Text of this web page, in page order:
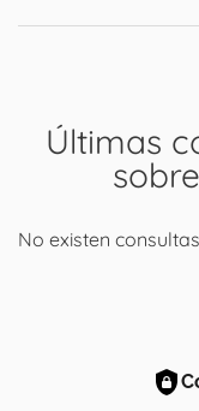
Últimas
No existen